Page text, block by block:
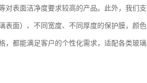
对表面洁净度要求较高的产品。此外，我们
表面）、不同宽度、不同厚度的保护膜，颜
，都能满足客户的个性化需求，适配各类玻璃